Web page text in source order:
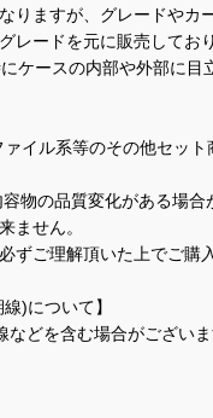
ますが、グレードやカ
レードを元に販売して
ケースの内部や外部に
イル系等のその他セット
物の品質変化がある場合
ません。
ずご理解頂いた上でご購
)について】
どを含む場合がござい